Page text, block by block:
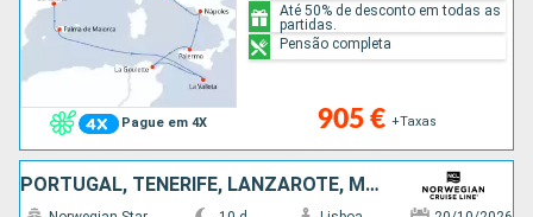
Pague em 4X 905 € +Taxas
Até 50% de desconto em todas as
partidas.
Pensão completa
PORTUGAL, TENERIFE, LANZAROTE, MARROCOS, ESPANHA